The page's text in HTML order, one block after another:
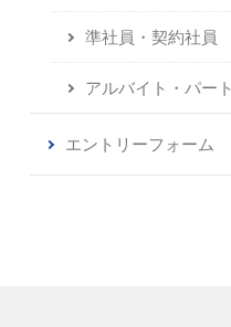
準社員・契約社員
アルバイト・パート
エントリーフォーム